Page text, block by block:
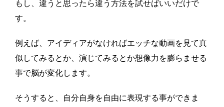
もし、違うと思ったら違う方法を試せばいいだけで
す。
例えば、アイディアがなければエッチな動画を見て真
似してみるとか、演じてみるとか想像力を膨らませる
事で脳が変化します。
そうすると、自分自身を自由に表現する事ができま